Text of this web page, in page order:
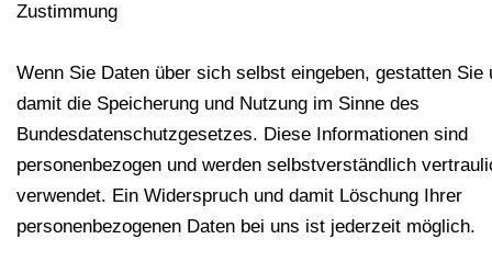
Zustimmung
Wenn Sie Daten über sich selbst eingeben, gestatten Sie
damit die Speicherung und Nutzung im Sinne des
Bundesdatenschutzgesetzes. Diese Informationen sind
personenbezogen und werden selbstverständlich
verwendet. Ein Widerspruch und damit Löschung Ihrer
personenbezogenen Daten bei uns ist jederzeit möglich.